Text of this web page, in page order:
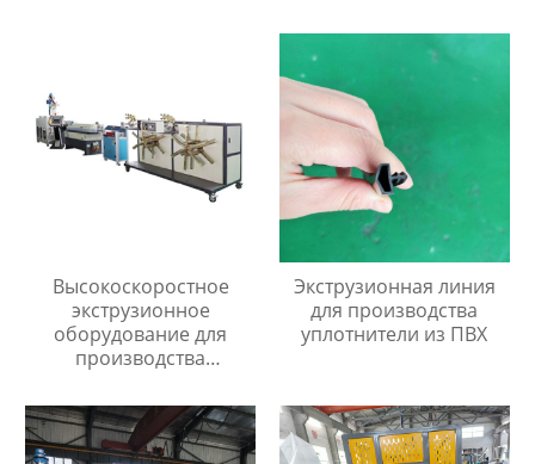
диаметром 40мм до
Высокоскоростное
экструзионное
оборудование для
производства
гофрированных труб из
ПНД/ПП
Экструзионная линия
для производства
уплотнители из ПВХ